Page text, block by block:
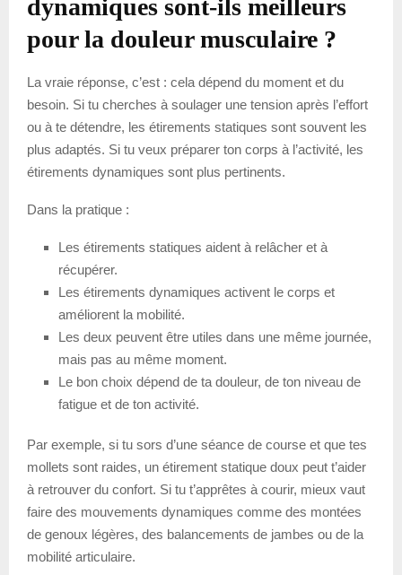
dynamiques sont-ils meilleurs
pour la douleur musculaire ?
La vraie réponse, c’est : cela dépend du moment et du
besoin. Si tu cherches à soulager une tension après l’effort
ou à te détendre, les étirements statiques sont souvent les
plus adaptés. Si tu veux préparer ton corps à l’activité, les
étirements dynamiques sont plus pertinents.
Dans la pratique :
Les étirements statiques aident à relâcher et à
récupérer.
Les étirements dynamiques activent le corps et
améliorent la mobilité.
Les deux peuvent être utiles dans une même journée,
mais pas au même moment.
Le bon choix dépend de ta douleur, de ton niveau de
fatigue et de ton activité.
Par exemple, si tu sors d’une séance de course et que tes
mollets sont raides, un étirement statique doux peut t’aider
à retrouver du confort. Si tu t’apprêtes à courir, mieux vaut
faire des mouvements dynamiques comme des montées
de genoux légères, des balancements de jambes ou de la
mobilité articulaire.